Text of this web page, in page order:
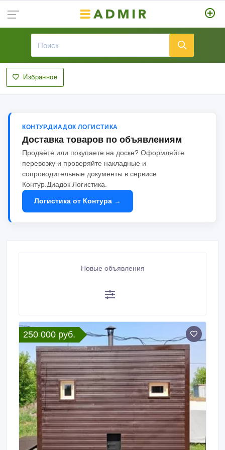
Избранное
КОНТУР.ДИАДОК ЛОГИСТИКА
Доставка товаров по объявлениям
Продаёте или покупаете на доске? Оформляйте
перевозку и проверяйте накладные и
сопроводительные документы в сервисе
Контур.Диадок Логистика.
Логистика от Контура →
Новые объявления
250 000 руб.